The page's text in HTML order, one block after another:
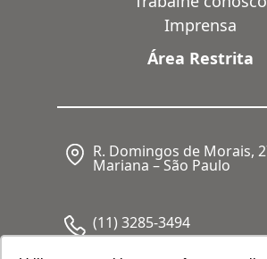
Imprensa
Área Restrita
R. Domingos de Morais,
Mariana – São Paulo
(11) 3285-3494